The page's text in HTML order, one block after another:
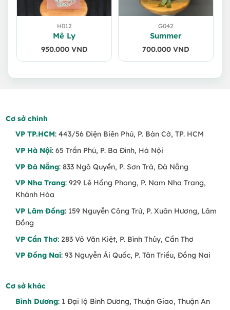
H012
Mê Ly
950.000 VND
G042
Summer
700.000 VND
Cơ sở chính
VP TP.HCM: 443/56 Điện Biên Phủ, P. Bàn Cờ, TP. HCM
VP Hà Nội: 65 Trần Phú, P. Ba Đình, Hà Nội
VP Đà Nẵng: 833 Ngô Quyền, P. Sơn Trà, Đà Nẵng
VP Nha Trang: 929 Lê Hồng Phong, P. Nam Nha Trang,
Khánh Hòa
VP Lâm Đồng: 159 Nguyễn Công Trứ, P. Xuân Hương, Lâm
Đồng
VP Cần Thơ: 283 Võ Văn Kiệt, P. Bình Thủy, Cần Thơ
VP Đồng Nai: 93 Nguyễn Ái Quốc, P. Tân Triều, Đồng Nai
Cơ sở khác
Bình Dương: 1 Đại lộ Bình Dương, Thuận Giao, Thuận An